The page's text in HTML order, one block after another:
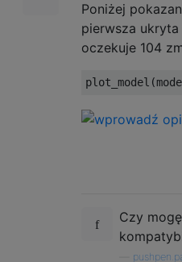
Poniżej
pierwsza
oczekuje 104
Czy